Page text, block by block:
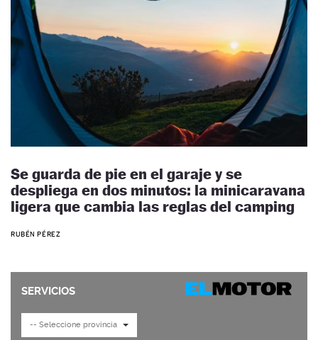
Se guarda de pie en el garaje y se
despliega en dos minutos: la minicaravana
ligera que cambia las reglas del camping
RUBÉN PÉREZ